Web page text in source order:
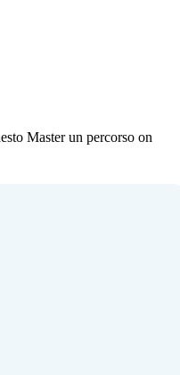
Master un percorso on